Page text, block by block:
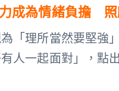
成為情緒負擔
「理所當然要堅強
人一起面對」，點